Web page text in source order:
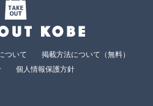
ついて
掲載方法について（無料）
個人情報保護方針